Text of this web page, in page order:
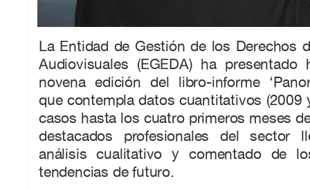
La Entidad de Gestión de los Derechos
Audiovisuales (EGEDA) ha
novena edición del libro-informe
que contempla datos cuantitativos (2009
casos hasta los cuatro primeros meses
destacados profesionales del sector
análisis cualitativo y comentado de
tendencias de futuro.